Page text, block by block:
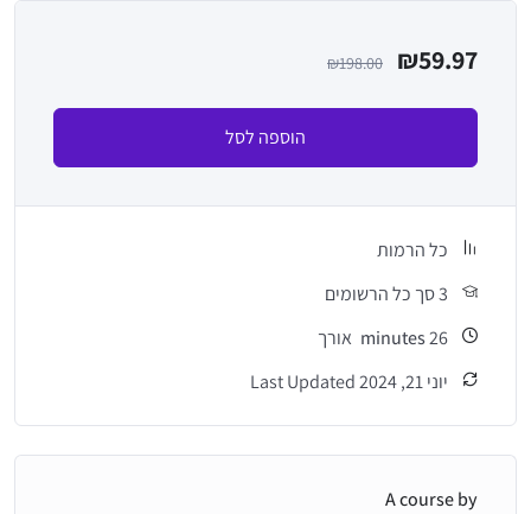
₪59.97
₪198.00
הוספה לסל
כל הרמות
3 סך כל הרשומים
26
אורך
יוני 21, 2024 Last Updated
A course by